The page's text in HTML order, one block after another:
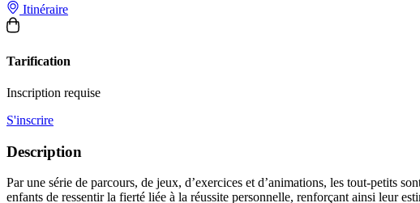
Itinéraire
Tarification
Inscription requise
S'inscrire
Description
Par une série de parcours, de jeux, d’exercices et d’animations, les tout-petits
enfants de ressentir la fierté liée à la réussite personnelle, renforçant ainsi leur